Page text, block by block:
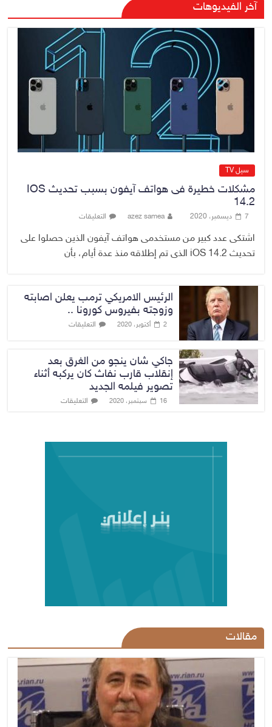
الفاسدين والمال العام أمانة
الدخيل والشمري يبحثان الملفات
الأمنية في نينوى وجهود دعم
الاستقرار
6 أغسطس، 2026 No Comment
آخر الفيديوهات
سيل TV
مشكلات خطيرة فى هواتف آيفون بسبب تحديث IOS
14.2
7 ديسمبر، 2020 azez samea التعليقات
اشتكى عدد كبير من مستخدمى هواتف آيفون الذين حصلوا على
تحديث iOS 14.2 الذى تم إطلاقه منذ عدة أيام، بأن
الرئيس الامريكي ترمب يعلن اصابته
وزوجته بفيروس كورونا ..
2 أكتوبر، 2020 التعليقات
جاكي شان ينجو من الغرق بعد
إنقلاب قارب نفاث كان يركبه أثناء
تصوير فيلمه الجديد
16 سبتمبر، 2020 التعليقات
مقالات